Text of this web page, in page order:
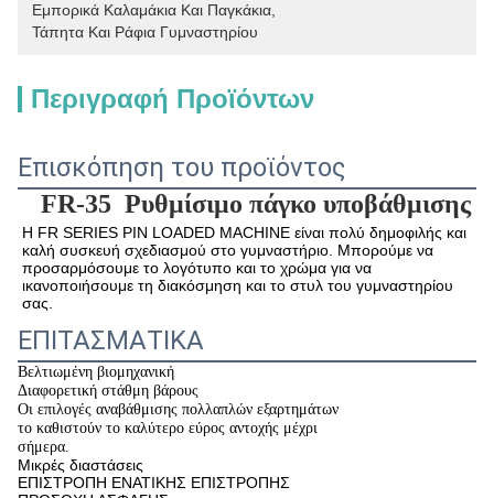
Εμπορικά Καλαμάκια Και Παγκάκια
Τάπητα Και Ράφια Γυμναστηρίου
Περιγραφή Προϊόντων
Επισκόπηση του προϊόντος
FR-35 Ρυθμίσιμο πάγκο υποβάθμισης
Η FR SERIES PIN LOADED MACHINE είναι πολύ δημοφιλής και
καλή συσκευή σχεδιασμού στο γυμναστήριο. Μπορούμε να
προσαρμόσουμε το λογότυπο και το χρώμα για να
ικανοποιήσουμε τη διακόσμηση και το στυλ του γυμναστηρίου
σας.
ΕΠΙΤΑΣΜΑΤΙΚΑ
Βελτιωμένη βιομηχανική
Διαφορετική στάθμη βάρους
Οι επιλογές αναβάθμισης πολλαπλών εξαρτημάτων
το καθιστούν το καλύτερο εύρος αντοχής μέχρι
σήμερα.
Μικρές διαστάσεις
ΕΠΙΣΤΡΟΠΗ ΕΝΑΤΙΚΗΣ ΕΠΙΣΤΡΟΠΗΣ